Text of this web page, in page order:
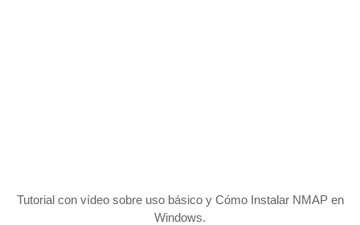
Tutorial con vídeo sobre uso básico y Cómo Instalar NMAP en
Windows.